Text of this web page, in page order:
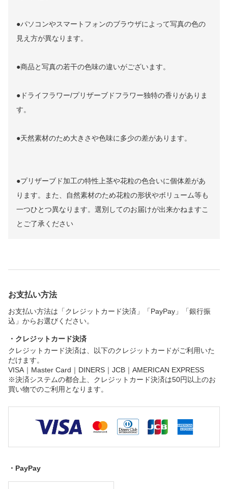
●パソコンやスマートフォンのブラウザによって写真の色の
見え方が異なります。
●商品と写真の若干の色味の違いがございます。
●ドライフラワー/プリザーブドフラワー独特の香りがありま
す。
●天然素材のため大きさや色味に多少の差があります。
●プリザーブド加工の特性上茎や花粒の色合いに個体差があ
ります。また、自然素材のため花粒の形状やボリューム等も
一つひとつ異なります。選別してのお届けが出来かねますこ
とご了承ください
お支払い方法
お支払い方法は「クレジットカード決済」「PayPay」「銀行振
込」からお選びください。
・クレジットカード決済
クレジットカード決済は、以下のクレジットカードがご利用いた
だけます。
VISA｜Master Card｜DINERS｜JCB｜AMERICAN EXPRESS
※決済システムの都合上、クレジットカード決済は50円以上のお
買い物でのご利用となります。
・PayPay